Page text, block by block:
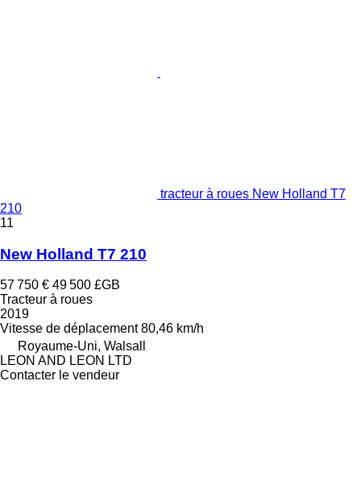
tracteur à roues New Holland T7
210
11
New Holland T7 210
57 750 € 49 500 £GB
Tracteur à roues
2019
Vitesse de déplacement 80,46 km/h
Royaume-Uni, Walsall
LEON AND LEON LTD
Contacter le vendeur